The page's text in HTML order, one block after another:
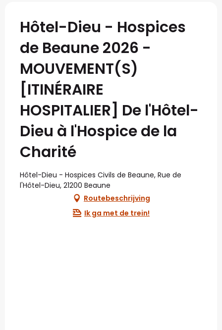
Hôtel-Dieu - Hospices
de Beaune 2026 -
MOUVEMENT(S)
[ITINÉRAIRE
HOSPITALIER] De l'Hôtel-
Dieu à l'Hospice de la
Charité
Hôtel-Dieu - Hospices Civils de Beaune, Rue de
l'Hôtel-Dieu, 21200 Beaune
Routebeschrijving
Ik ga met de trein!